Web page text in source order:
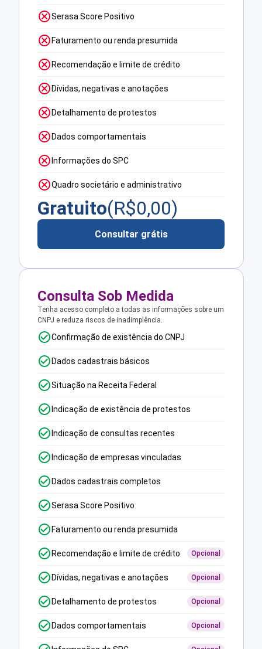
Serasa Score Positivo
Faturamento ou renda presumida
Recomendação e limite de crédito
Dívidas, negativas e anotações
Detalhamento de protestos
Dados comportamentais
Informações do SPC
Quadro societário e administrativo
Gratuito(R$0,00)
Consultar grátis
Consulta Sob Medida
Tenha acesso completo a todas as informações sobre um
CNPJ e reduza riscos de inadimplência.
Confirmação de existência do CNPJ
Dados cadastrais básicos
Situação na Receita Federal
Indicação de existência de protestos
Indicação de consultas recentes
Indicação de empresas vinculadas
Dados cadastrais completos
Serasa Score Positivo
Faturamento ou renda presumida
Recomendação e limite de crédito Opcional
Dívidas, negativas e anotações Opcional
Detalhamento de protestos Opcional
Dados comportamentais Opcional